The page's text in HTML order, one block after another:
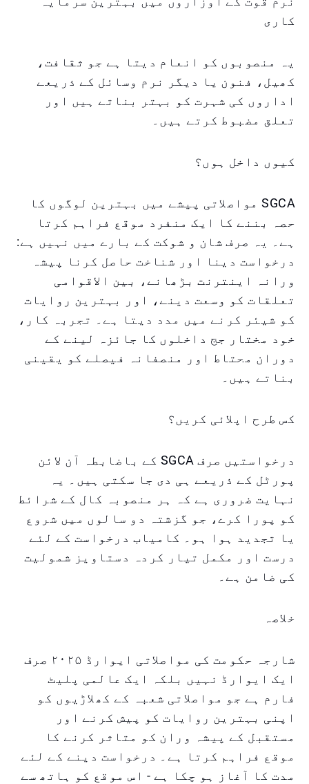
کاری
یہ منصوبوں کو انعام دیتا ہے جو ثقافت،
کھیل، فنون یا دیگر نرم وسائل کے ذریعے
اداروں کی شہرت کو بہتر بناتے ہیں اور
تعلق مضبوط کرتے ہیں۔
کیوں داخل ہوں؟
SGCA مواصلاتی پیشے میں بہترین لوگوں کا
حصہ بننے کا ایک منفرد موقع فراہم کرتا
ہے۔ یہ صرف شان و شوکت کے بارے میں نہیں ہے:
درخواست دینا اور شناخت حاصل کرنا پیشہ
ورانہ اینترنت بڑھانے، بین الاقوامی
تعلقات کو وسعت دینے، اور بہترین روایات
کو شیئر کرنے میں مدد دیتا ہے۔ تجربہ کار،
خود مختار جج داخلوں کا جائزہ لینے کے
دوران محتاط اور منصفانہ فیصلے کو یقینی
بناتے ہیں۔
کس طرح اپلائی کریں؟
درخواستیں صرف SGCA کے باضابطہ آن لائن
پورٹل کے ذریعے ہی دی جا سکتی ہیں۔ یہ
نہایت ضروری ہے کہ ہر منصوبہ کال کے شرائط
کو پورا کرے، جو گزشتہ دو سالوں میں شروع
یا تجدید ہوا ہو۔ کامیاب درخواست کے لئے
درست اور مکمل تیار کردہ دستاویز شمولیت
کی ضامن ہے۔
خلاصہ
شارجہ حکومت کی مواصلاتی ایوارڈ ۲۰۲۵ صرف
ایک ایوارڈ نہیں بلکہ ایک عالمی پلیٹ
فارم ہے جو مواصلاتی شعبہ کے کھلاڑیوں کو
اپنی بہترین روایات کو پیش کرنے اور
مستقبل کے پیشہ وران کو متاثر کرنے کا
موقع فراہم کرتا ہے۔ درخواست دینے کے لئے
مدت کا آغاز ہو چکا ہے - اس موقع کو ہاتھ سے